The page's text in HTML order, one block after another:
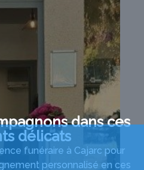
dans ces
délicats
funéraire à Cajarc pour
personnalisé en ces